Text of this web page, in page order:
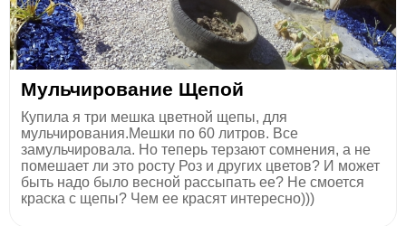
Мульчирование Щепой
Купила я три мешка цветной щепы, для
мульчирования.Мешки по 60 литров. Все
замульчировала. Но теперь терзают сомнения, а не
помешает ли это росту Роз и других цветов? И может
быть надо было весной рассыпать ее? Не смоется
краска с щепы? Чем ее красят интересно)))